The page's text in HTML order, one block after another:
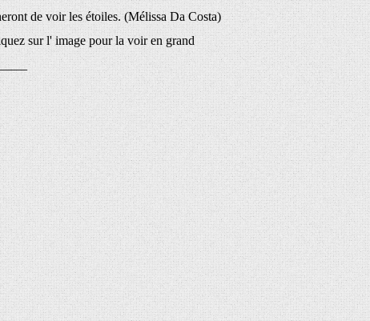
de voir les étoiles. (Mélissa Da Costa)
sur l' image pour la voir en grand